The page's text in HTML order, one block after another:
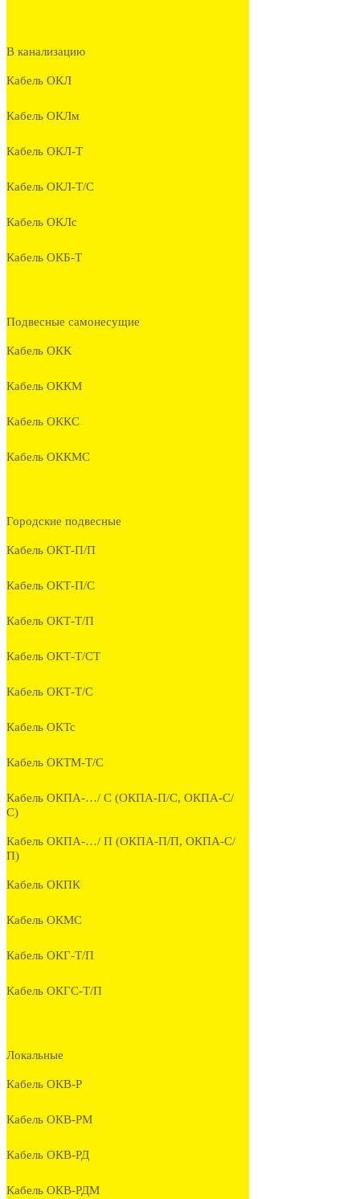
В канализацию
Кабель ОКЛ
Кабель ОКЛм
Кабель ОКЛ-Т
Кабель ОКЛ-Т/С
Кабель ОКЛc
Кабель ОКБ-Т
Подвесные самонесущие
Кабель ОКК
Кабель ОККМ
Кабель ОККС
Кабель ОККМС
Городские подвесные
Кабель ОКТ-П/П
Кабель ОКТ-П/С
Кабель ОКТ-Т/П
Кабель ОКТ-Т/СТ
Кабель ОКТ-Т/С
Кабель ОКТс
Кабель ОКТМ-Т/С
Кабель ОКПА-…/ С (ОКПА-П/С, ОКПА-С/
С)
Кабель ОКПА-…/ П (ОКПА-П/П, ОКПА-С/
П)
Кабель ОКПК
Кабель ОКМС
Кабель ОКГ-Т/П
Кабель ОКГС-Т/П
Локальные
Кабель ОКВ-Р
Кабель ОКВ-РМ
Кабель ОКВ-РД
Кабель ОКВ-РДМ